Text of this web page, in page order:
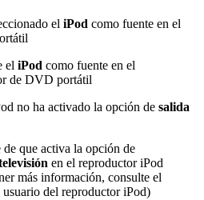
el iPod como fuente en el
el iPod como fuente en el
de DVD portátil
no ha activado la opción de salida
de que activa la opción de
en el reproductor iPod
más información, consulte el
usuario del reproductor iPod)